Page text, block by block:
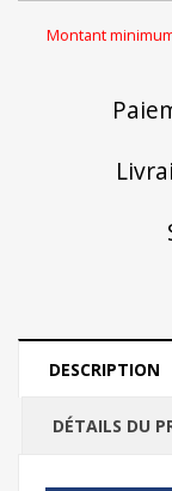
Montant
DESCRIPTION
DÉTAILS DU